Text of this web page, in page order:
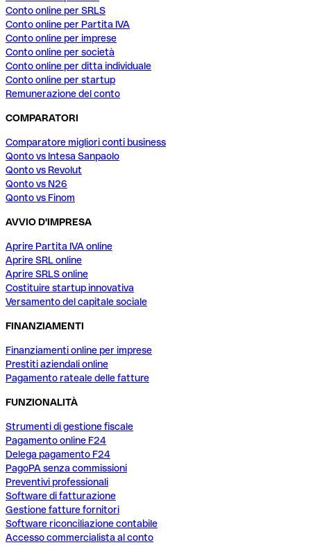
Conto online per SRLS
Conto online per Partita IVA
Conto online per imprese
Conto online per società
Conto online per ditta individuale
Conto online per startup
Remunerazione del conto
COMPARATORI
Comparatore migliori conti business
Qonto vs Intesa Sanpaolo
Qonto vs Revolut
Qonto vs N26
Qonto vs Finom
AVVIO D'IMPRESA
Aprire Partita IVA online
Aprire SRL online
Aprire SRLS online
Costituire startup innovativa
Versamento del capitale sociale
FINANZIAMENTI
Finanziamenti online per imprese
Prestiti aziendali online
Pagamento rateale delle fatture
FUNZIONALITÀ
Strumenti di gestione fiscale
Pagamento online F24
Delega pagamento F24
PagoPA senza commissioni
Preventivi professionali
Software di fatturazione
Gestione fatture fornitori
Software riconciliazione contabile
Accesso commercialista al conto